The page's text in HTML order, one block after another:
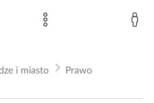
i miasto
Prawo